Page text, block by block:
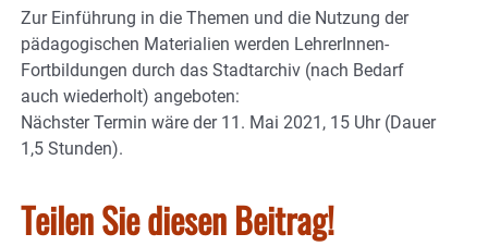
Zur Einführung in die Themen und die Nutzung der
pädagogischen Materialien werden LehrerInnen-
Fortbildungen durch das Stadtarchiv (nach Bedarf
auch wiederholt) angeboten:
Nächster Termin wäre der 11. Mai 2021, 15 Uhr (Dauer
1,5 Stunden).
Teilen Sie diesen Beitrag!